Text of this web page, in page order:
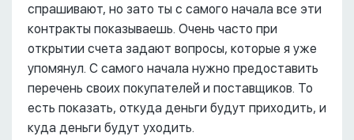
спрашивают, но зато ты с самого начала все эти
контракты показываешь. Очень часто при
открытии счета задают вопросы, которые я уже
упомянул. С самого начала нужно предоставить
перечень своих покупателей и поставщиков. То
есть показать, откуда деньги будут приходить, и
куда деньги будут уходить.